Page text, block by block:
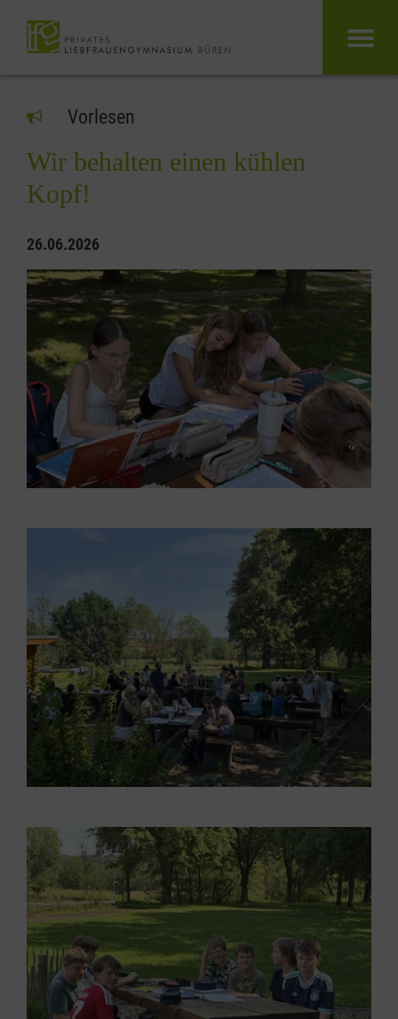
Vorlesen
Wir behalten einen kühlen
Kopf!
26.06.2026